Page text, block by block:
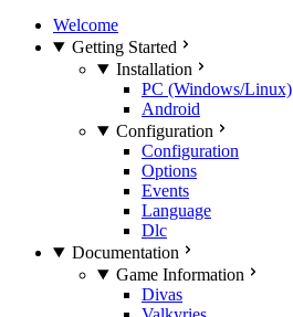
Welcome
Getting Started
Installation
PC (Windows/Linux)
Android
Configuration
Configuration
Options
Events
Language
Dlc
Documentation
Game Information
Divas